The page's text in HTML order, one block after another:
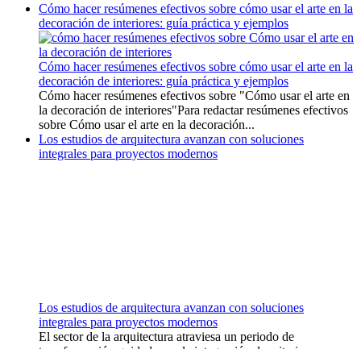
Cómo hacer resúmenes efectivos sobre cómo usar el arte en la
decoración de interiores: guía práctica y ejemplos
Cómo hacer resúmenes efectivos sobre cómo usar el arte en la
decoración de interiores: guía práctica y ejemplos
Cómo hacer resúmenes efectivos sobre "Cómo usar el arte en
la decoración de interiores"Para redactar resúmenes efectivos
sobre Cómo usar el arte en la decoración...
Los estudios de arquitectura avanzan con soluciones
integrales para proyectos modernos
Los estudios de arquitectura avanzan con soluciones
integrales para proyectos modernos
El sector de la arquitectura atraviesa un periodo de